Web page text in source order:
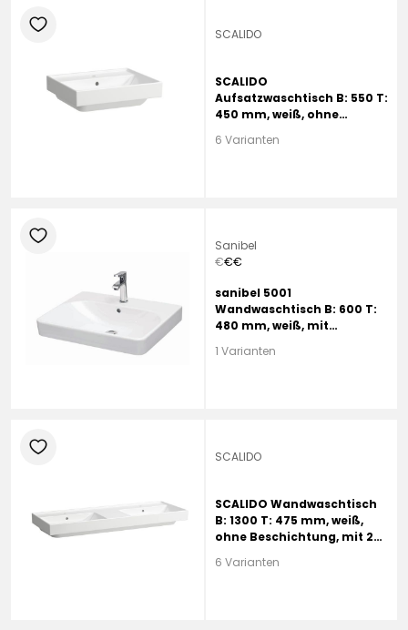
heart
SCALIDO
SCALIDO
Aufsatzwaschtisch B: 550 T:
450 mm, weiß, ohne
Hahnloch, mit Überlauf
6 Varianten
heart
Sanibel
€€€
sanibel 5001
Wandwaschtisch B: 600 T:
480 mm, weiß, mit
Hahnloch, mit Überlauf
1 Varianten
heart
SCALIDO
SCALIDO Wandwaschtisch
B: 1300 T: 475 mm, weiß,
ohne Beschichtung, mit 2
6 Varianten